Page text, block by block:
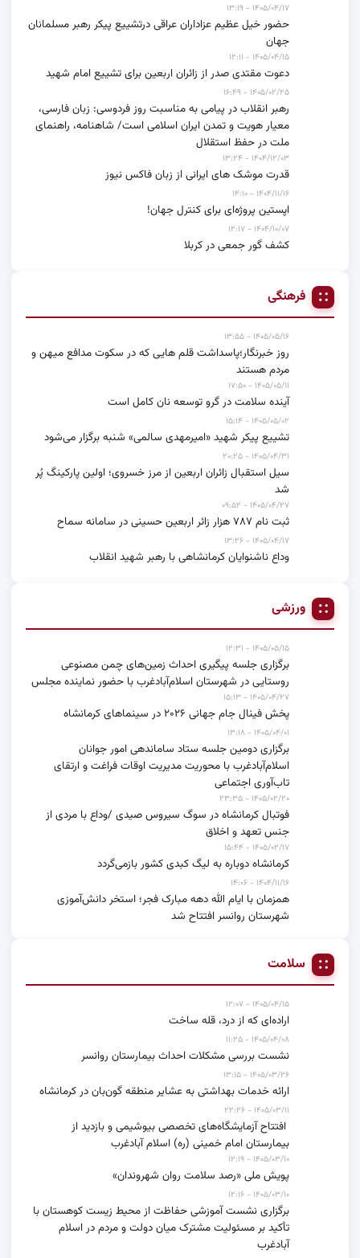
۱۴۰۵/۰۴/۱۷ - ۱۳:۱۹
حضور خیل عظیم عزاداران عراقی درتشییع پیکر رهبر مسلمانان
جهان
۱۴۰۵/۰۴/۱۵ - ۱۲:۱۱
دعوت مقتدی صدر از زائران اربعین برای تشییع امام شهید
۱۴۰۵/۰۲/۲۵ - ۱۶:۴۹
رهبر انقلاب در پیامی به مناسبت روز فردوسی: زبان فارسی،
معیار هویت و تمدن ایران اسلامی است/ شاهنامه، راهنمای
ملت در حفظ استقلال
۱۴۰۴/۱۲/۰۳ - ۱۳:۲۴
قدرت موشک های ایرانی از زبان فاکس نیوز
۱۴۰۴/۱۱/۱۶ - ۱۴:۱۰
اپستین پروژه‌ای برای کنترل جهان!
۱۴۰۴/۱۰/۰۷ - ۱۲:۱۷
کشف گور جمعی در کربلا
فرهنگی
۱۴۰۵/۰۵/۱۶ - ۱۳:۵۵
روز خبرنگار؛پاسداشت قلم هایی که در سکوت مدافع میهن و
مردم هستند
۱۴۰۵/۰۵/۱۱ - ۱۷:۵۰
آینده سلامت در گرو توسعه نان کامل است
۱۴۰۵/۰۵/۰۲ - ۱۵:۱۴
تشییع پیکر شهید «امیرمهدی سالمی» شنبه برگزار می‌شود
۱۴۰۵/۰۴/۳۱ - ۲۰:۲۵
سیل استقبال زائران اربعین از مرز خسروی؛ اولین پارکینگ پُر
شد
۱۴۰۵/۰۴/۲۷ - ۰۹:۵۲
ثبت نام ۷۸۷ هزار زائر اربعین حسینی در سامانه سماح
۱۴۰۵/۰۴/۱۷ - ۱۳:۲۶
وداع ناشنوایان کرمانشاهی با رهبر شهید انقلاب
ورزشی
۱۴۰۵/۰۵/۱۵ - ۱۲:۳۱
برگزاری جلسه پیگیری احداث زمین‌های چمن مصنوعی
روستایی در شهرستان اسلام‌آبادغرب با حضور نماینده مجلس
۱۴۰۵/۰۴/۲۷ - ۱۵:۱۳
پخش فینال جام جهانی ۲۰۲۶ در سینماهای کرمانشاه
۱۴۰۵/۰۴/۰۱ - ۱۳:۱۸
برگزاری دومین جلسه ستاد ساماندهی امور جوانان
اسلام‌آبادغرب با محوریت مدیریت اوقات فراغت و ارتقای
تاب‌آوری اجتماعی
۱۴۰۵/۰۲/۲۰ - ۲۳:۳۵
فوتبال کرمانشاه در سوگ سیروس صیدی /وداع با مردی از
جنس تعهد و اخلاق
۱۴۰۵/۰۲/۱۷ - ۱۵:۴۴
کرمانشاه دوباره به لیگ کبدی کشور بازمی‌گردد
۱۴۰۴/۱۱/۱۶ - ۱۴:۰۶
همزمان با ایام الله دهه مبارک فجر؛ استخر دانش‌آموزی
شهرستان روانسر افتتاح شد
سلامت
۱۴۰۵/۰۴/۱۵ - ۱۲:۰۷
اراده‌ای که از درد، قله ساخت
۱۴۰۵/۰۴/۰۸ - ۱۱:۲۵
نشست بررسی مشکلات احداث بیمارستان روانسر
۱۴۰۵/۰۳/۲۶ - ۱۳:۱۵
ارائه خدمات بهداشتی به عشایر منطقه گون‌بان در کرمانشاه
۱۴۰۵/۰۳/۱۱ - ۲۲:۲۶
افتتاح آزمایشگاه‌های تخصصی بیوشیمی و بازدید از
بیمارستان امام خمینی (ره) اسلام آبادغرب
۱۴۰۵/۰۳/۱۰ - ۱۲:۱۹
پویش ملی «رصد سلامت روان شهروندان»
۱۴۰۵/۰۳/۱۰ - ۱۲:۱۶
برگزاری نشست آموزشی حفاظت از محیط زیست کوهستان با
تأکید بر مسئولیت مشترک میان دولت و مردم در اسلام
آبادغرب